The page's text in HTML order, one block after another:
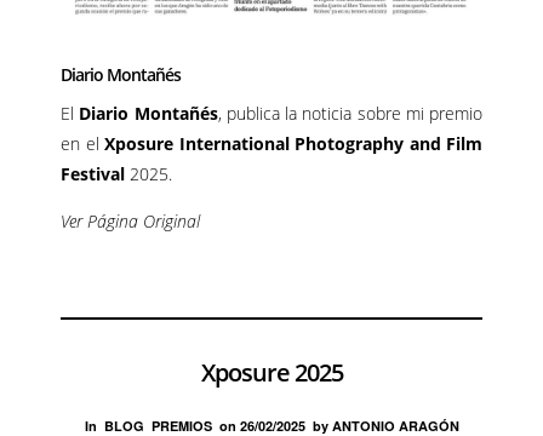
Diario Montañés
El Diario Montañés, publica la noticia sobre mi premio
en el Xposure International Photography and Film
Festival 2025.
Ver Página Original
Xposure 2025
In BLOG PREMIOSon 26/02/2025by ANTONIO ARAGÓN